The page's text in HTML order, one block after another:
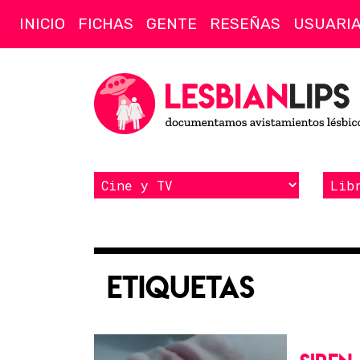
INICIO FICHAS GENTE RESEÑAS
Etiquetas